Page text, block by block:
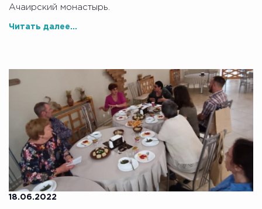
Ачаирский монастырь.
Читать далее...
18.06.2022